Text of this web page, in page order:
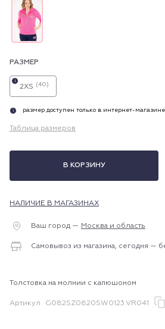
РАЗМЕР
2XS (40)
i
i размер доступен только в интернет-магазине
Таблица размеров
В КОРЗИНУ
НАЛИЧИЕ В МАГАЗИНАХ
Ваш город — Москва и область
Самовывоз из магазина, сегодня —
Толстовка на молнии с капюшоном
Артикул G082SZ0820SW0123.VR041